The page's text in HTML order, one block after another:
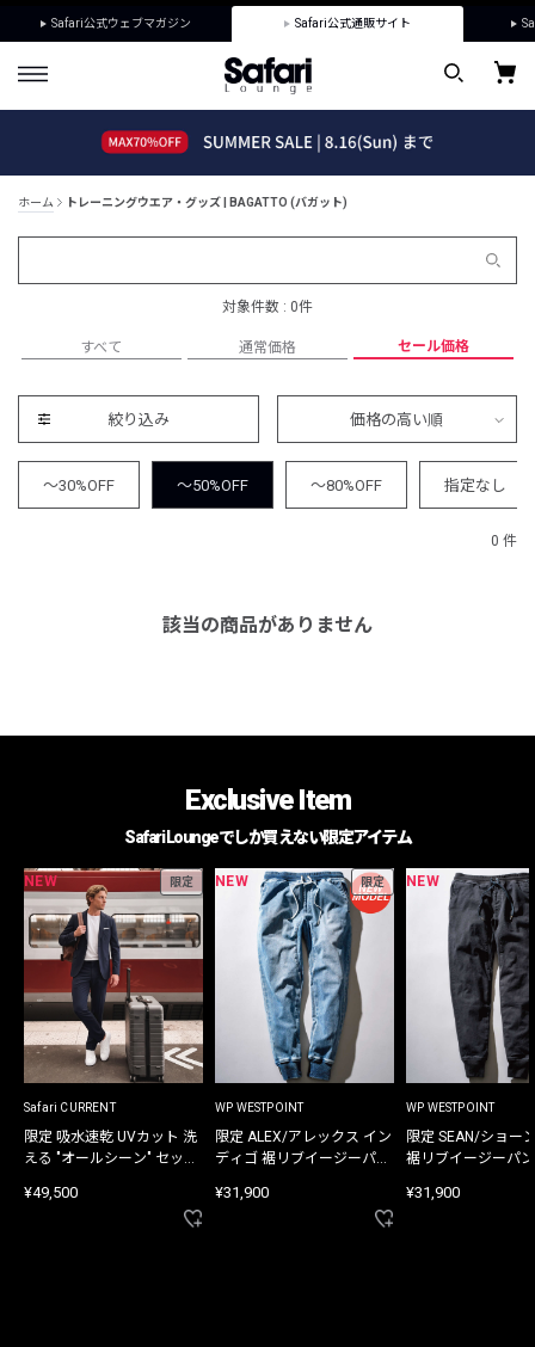
Safari公式ウェブマガジン Safari公式通販サイト
ホーム トレーニングウエア・グッズ | BAGATTO (バガット)
対象件数 : 0件
すべて 通常価格 セール価格
絞り込み 価格の高い順
～30%OFF ～50%OFF ～80%OFF 指定なし
0 件
該当の商品がありません
Exclusive Item
Safari Loungeでしか買えない限定アイテム
NEW 限定
Safari CURRENT
限定 吸水速乾 UVカット 洗
える "オールシーン" セット
¥49,500
NEW 限定
WP WESTPOINT
限定 ALEX/アレックス イン
ディゴ 裾リブイージーパン
¥31,900
NEW
WP WESTPOINT
限定 SEAN/ショー
裾リブイージーパ
¥31,900